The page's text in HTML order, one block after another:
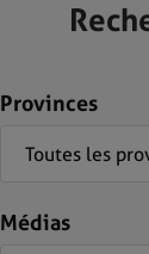
Provinces
Toutes les
Médias